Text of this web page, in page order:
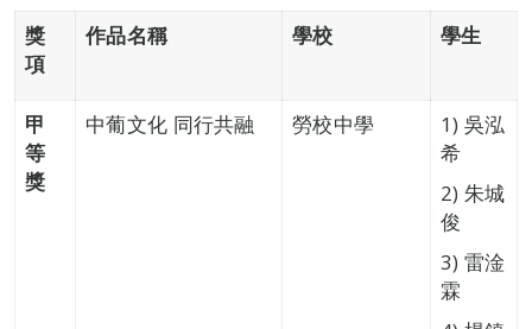
獎
項
作品名稱 學校 學生
甲
等
獎
中葡文化 同行共融 勞校中學
1) 吳泓
希
2) 朱城
俊
3) 雷淦
霖